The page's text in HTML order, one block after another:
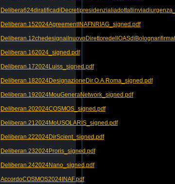
Deliberan.152024AgreementINAFNRIAG_signed.pdf
Deliberan.162024_signed.pdf
Deliberan.172024Luiss_signed.pdf
Deliberan.182024DesignazioneDir.O.A.Roma_signed.pdf
Deliberan.192024MouGeneraNetwork_signed.pdf
Deliberan.202024COSMOS_signed.pdf
Deliberan.212024MoUSOLARIS_signed.pdf
Deliberan.222024DirScient_signed.pdf
Deliberan.232024Proris_signed.pdf
Deliberan.242024Nano_signed.pdf
AccordoCOSMOS2024INAF.pdf